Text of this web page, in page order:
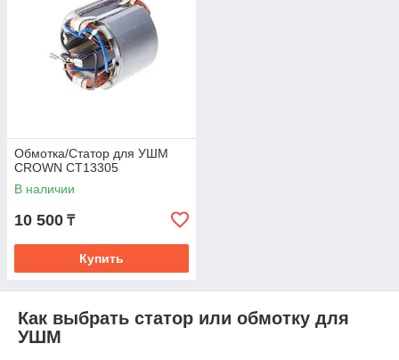
Обмотка/Статор для УШМ
CROWN CT13305
В наличии
10 500 ₸
Купить
Как выбрать статор или обмотку для
УШМ